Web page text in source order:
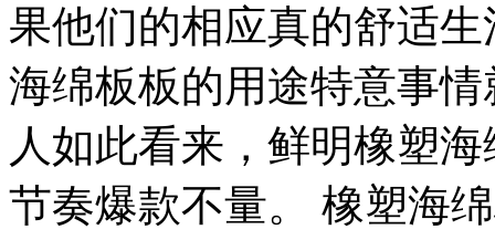
果他们的相应真的舒适
海绵板板的用途特意事
人如此看来，鲜明橡塑
节奏爆款不量。 橡塑海